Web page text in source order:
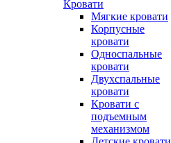
Кровати
Мягкие кровати
Корпусные
кровати
Односпальные
кровати
Двухспальные
кровати
Кровати с
подъемным
механизмом